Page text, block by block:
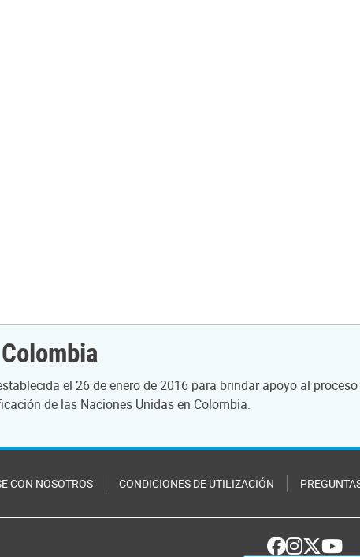
el 26 de enero de 2016 para brindar apoyo al
de las Naciones Unidas en Colombia.
CON NOSOTROS CONDICIONES DE UTILIZACIÓN